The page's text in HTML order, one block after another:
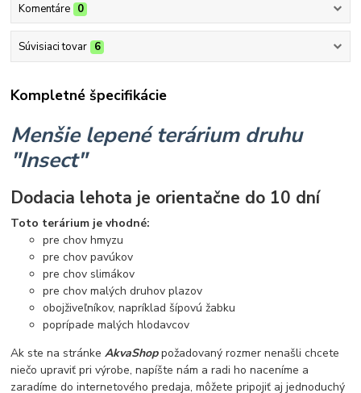
Komentáre 0
Súvisiaci tovar 6
Kompletné špecifikácie
Menšie lepené terárium druhu
"Insect"
Dodacia lehota je orientačne do 10 dní
Toto terárium je vhodné:
pre chov hmyzu
pre chov pavúkov
pre chov slimákov
pre chov malých druhov plazov
obojživeľníkov, napríklad šípovú žabku
poprípade malých hlodavcov
Ak ste na stránkeAkvaShoppožadovaný rozmer nenašli chcete
niečo upraviť pri výrobe, napíšte nám a radi ho naceníme a
zaradíme do internetového predaja, môžete pripojiť aj jednoduchý